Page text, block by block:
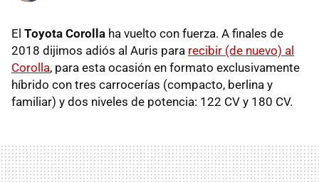
El Toyota Corolla ha vuelto con fuerza. A finales de
2018 dijimos adiós al Auris para recibir (de nuevo) al
Corolla, para esta ocasión en formato exclusivamente
híbrido con tres carrocerías (compacto, berlina y
familiar) y dos niveles de potencia: 122 CV y 180 CV.